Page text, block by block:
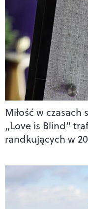
Miłość w czasach
„Love is Blind”
randkujących w